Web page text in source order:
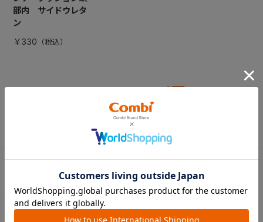
部内 サイドウレタ
ン
￥330
CATEGORY
カテゴリー
（コンビ）
ベビーカー チャイルドシート
ベビーラック＆
抱っこひも